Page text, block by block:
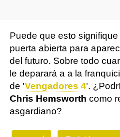
Puede que esto
puerta abierta para
del futuro. Sobre todo
le deparará a a la
de 'Vengadores 4'.
Chris Hemsworth como
asgardiano?